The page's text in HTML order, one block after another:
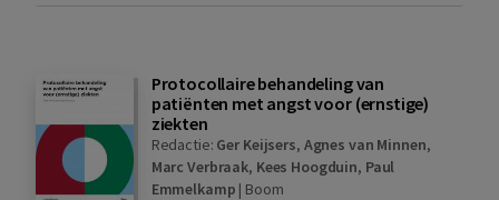
Protocollaire behandeling van
patiënten met angst voor (ernstige)
ziekten
Redactie: Ger Keijsers, Agnes van Minnen,
Marc Verbraak, Kees Hoogduin, Paul
Emmelkamp | Boom